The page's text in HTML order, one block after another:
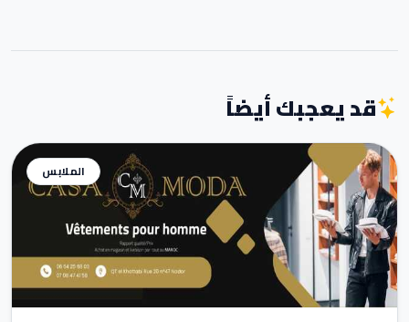
قد يعجبك أيضاً
الملابس